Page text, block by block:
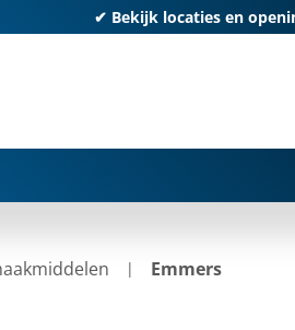
✔ Bekijk locaties en
Emmers